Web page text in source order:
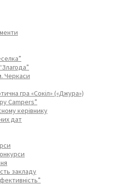
Черкаси
гра «Сокіл» («Джура»)
Campers”
керівнику
дат
закладу